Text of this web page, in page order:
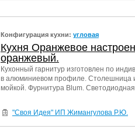
Конфигурация кухни: угловая
Кухня Оранжевое
оранжевый.
Кухонный гарнитур изготовлен по
в алюминиевом профиле. Столешница
мойкой. Фурнитура Blum.
"Своя Идея" ИП Жимангулова Р.Ю.